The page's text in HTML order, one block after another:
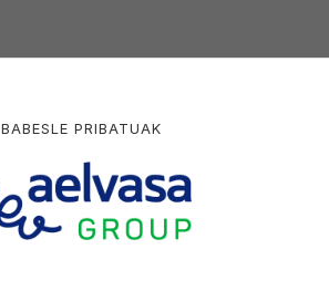
BABESLE PRIBATUAK